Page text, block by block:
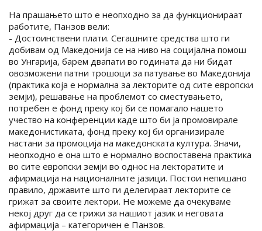
На прашањето што е неопходно за да функционираат
работите, Панзов вели:
- Достоинствени плати. Сегашните средства што ги
добивам од Македонија се на ниво на социјална помош
во Унгарија, барем двапати во годината да ни бидат
овозможени патни трошоци за патување во Македонија
(практика која е нормална за лекторите од сите европски
земји), решавање на проблемот со сместувањето,
потребен е фонд преку кој би се помагало нашето
учество на конференции каде што би ја промовирале
македонистиката, фонд преку кој би организирале
настани за промоција на македонската култура. Значи,
неопходно е она што е нормално воспоставена практика
во сите европски земји во однос на лекторатите и
афирмација на националните јазици. Постои непишано
правило, државите што ги делегираат лекторите се
грижат за своите лектори. Не можеме да очекуваме
некој друг да се грижи за нашиот јазик и неговата
афирмација – категоричен е Панзов.